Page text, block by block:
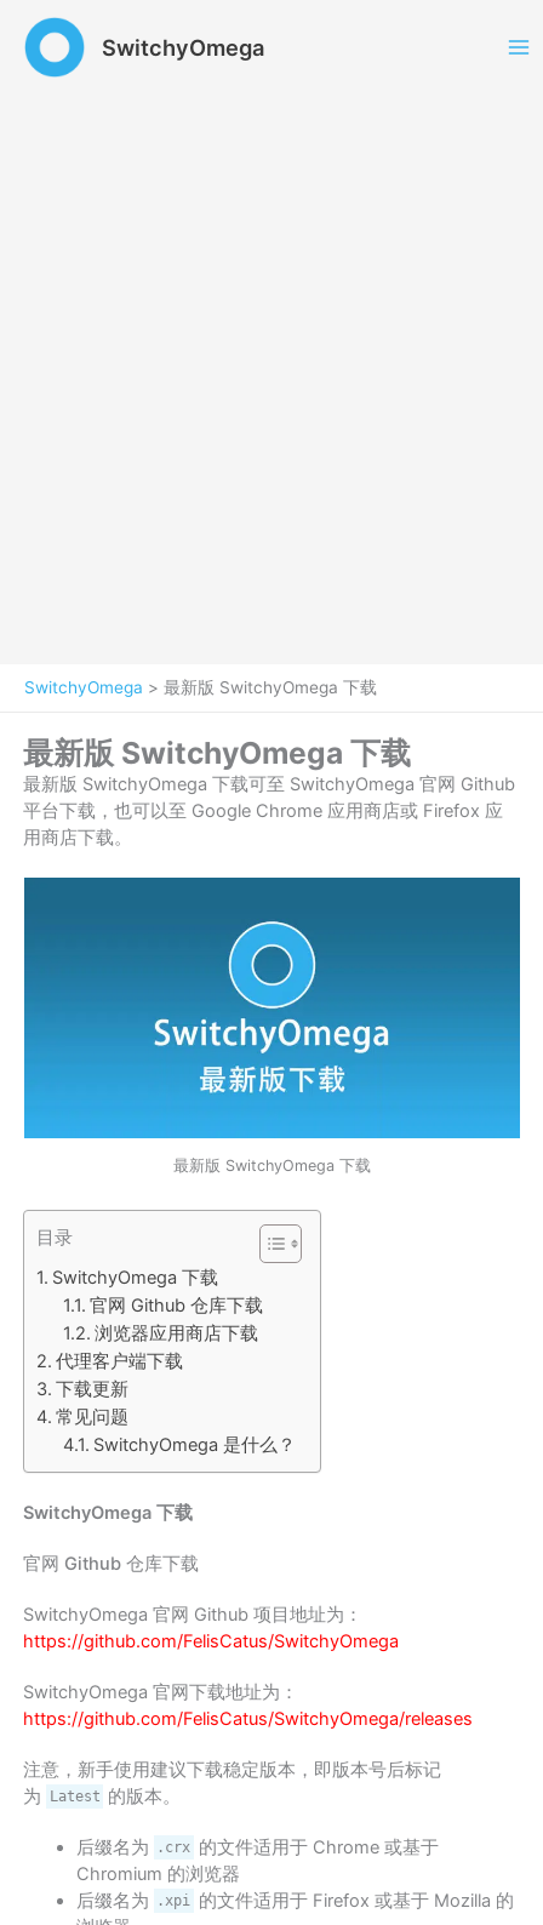
SwitchyOmega
SwitchyOmega > 最新版 SwitchyOmega 下载
最新版 SwitchyOmega 下载
最新版 SwitchyOmega 下载可至 SwitchyOmega 官网 Github
平台下载，也可以至 Google Chrome 应用商店或 Firefox 应
用商店下载。
最新版 SwitchyOmega 下载
目录
SwitchyOmega 下载
官网 Github 仓库下载
浏览器应用商店下载
代理客户端下载
下载更新
常见问题
SwitchyOmega 是什么？
SwitchyOmega 下载
官网 Github 仓库下载
SwitchyOmega 官网 Github 项目地址为：
https://github.com/FelisCatus/SwitchyOmega
SwitchyOmega 官网下载地址为：
https://github.com/FelisCatus/SwitchyOmega/releases
注意，新手使用建议下载稳定版本，即版本号后标记
为 Latest 的版本。
后缀名为 .crx 的文件适用于 Chrome 或基于
Chromium 的浏览器
后缀名为
.xpi 的文件适用于 Firefox 或基于 Mozilla 的